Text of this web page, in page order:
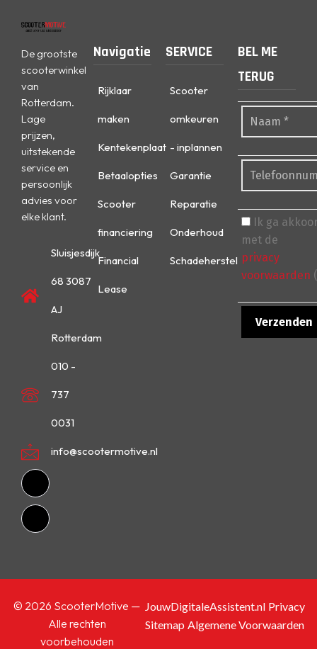
De grootste
scooterwinkel
van
Rotterdam.
Lage
prijzen,
uitstekende
service en
persoonlijk
advies voor
elke klant.
Sluisjesdijk
68 3087
AJ
Rotterdam
010 -
737
0031
info@scootermotive.nl
Navigatie
Rijklaar
maken
Kentekenplaat
Betaalopties
Scooter
financiering
Financial
Lease
SERVICE
Scooter
omkeuren
- inplannen
Garantie
Reparatie
Onderhoud
Schadeherstel
BEL ME
TERUG
Ik ga
met de
privacy
voorwaarden
© 2026 ScooterMotive —
Alle rechten
voorbehouden
JouwDigitaleAssistent.nl Privacy
Sitemap Algemene Voorwaarden